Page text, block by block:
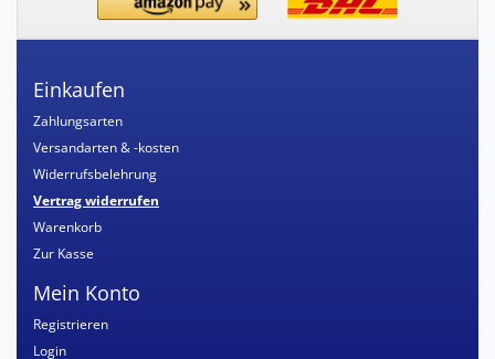
Einkaufen
Zahlungsarten
Versandarten & -kosten
Widerrufsbelehrung
Vertrag widerrufen
Warenkorb
Zur Kasse
Mein Konto
Registrieren
Login